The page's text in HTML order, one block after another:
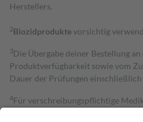
Herstellers.
2Biozidproduktevorsichtig
3Die Übergabe deiner Bestellung
Produktverfügbarkeit sowie vom
Dauer der Prüfungen
4Für verschreibungspflichtige